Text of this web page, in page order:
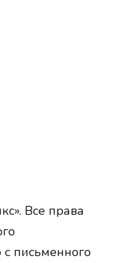
Все права
с письменного